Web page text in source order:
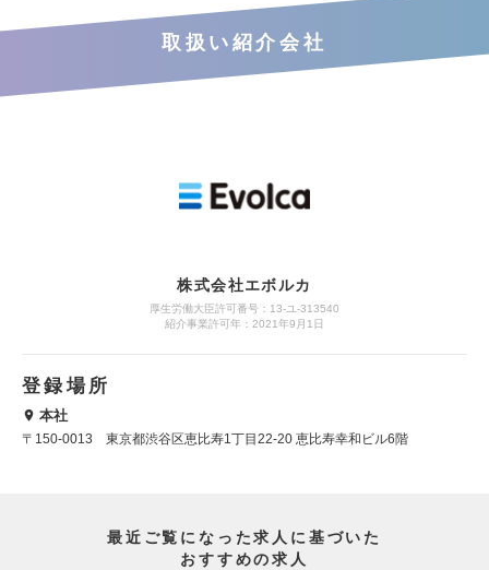
取扱い紹介会社
株式会社エボルカ
厚生労働大臣許可番号：13‐ユ‐313540
紹介事業許可年：2021年9月1日
登録場所
本社
〒150-0013 東京都渋谷区恵比寿1丁目22-20 恵比寿幸和ビル6階
最近ご覧になった求人に基づいた
おすすめの求人